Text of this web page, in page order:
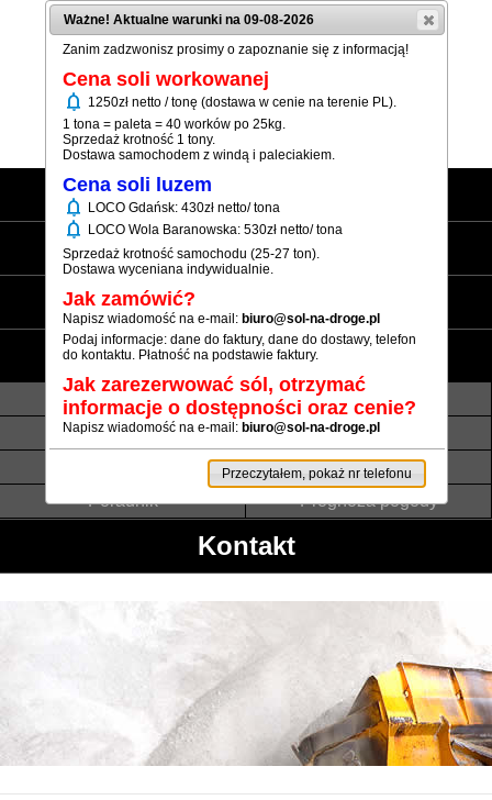
(+48) 12 333 73 21
Strona główna
Sól workowana
Sól luzem
Informacje
Transport luzem
Termin realizacji
Płatność
Atesty i referencje
Poradnik
Prognoza pogody
Kontakt
Ważne! Aktualne warunki na 09-08-2026
Zanim zadzwonisz prosimy o zapoznanie się z informacją!
Cena soli workowanej
notifications 1250zł netto / tonę (dostawa w cenie na terenie PL).
1 tona = paleta = 40 worków po 25kg.
Sprzedaż krotność 1 tony.
Dostawa samochodem z windą i paleciakiem.
Cena soli luzem
notifications LOCO Gdańsk: 430zł netto/ tona
notifications LOCO Wola Baranowska: 530zł netto/ tona
Sprzedaż krotność samochodu (25-27 ton).
Dostawa wyceniana indywidualnie.
Jak zamówić?
Napisz wiadomość na e-mail: biuro@sol-na-droge.pl
Podaj informacje: dane do faktury, dane do dostawy, telefon
do kontaktu. Płatność na podstawie faktury.
Jak zarezerwować sól, otrzymać
informacje o dostępności oraz cenie?
Napisz wiadomość na e-mail: biuro@sol-na-droge.pl
Przeczytałem, pokaż nr telefonu